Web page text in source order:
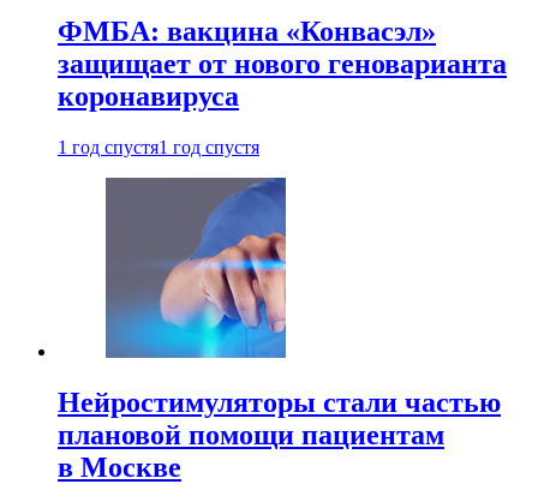
ФМБА: вакцина «Конвасэл»
защищает от нового геноварианта
коронавируса
1 год спустя1 год спустя
Нейростимуляторы стали частью
плановой помощи пациентам
в Москве